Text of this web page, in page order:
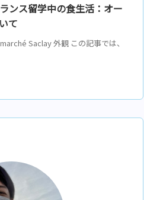
ランス留学中の食生活：オー
て
Saclay 外観 この記事では、